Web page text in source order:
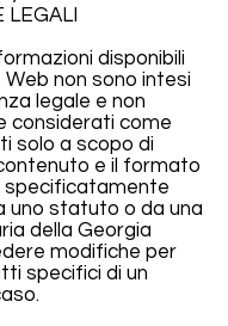
LEGALI
disponibili
non sono intesi
legale e non
considerati come
solo a scopo di
e il formato
specificatamente
uno statuto o da una
della Georgia
modifiche per
specifici di un